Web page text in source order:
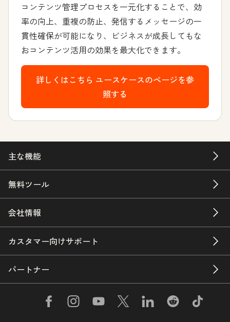
コンテンツ管理プロセスを一元化することで、効
率の向上、重複の防止、発信するメッセージの一
貫性確保が可能になり、ビジネスが成長してもな
おコンテンツ活用の効果を最大化できます。
詳しくはこちら ユースケースのページを参
照する
主な機能
無料ツール
会社情報
カスタマー向けサポート
パートナー